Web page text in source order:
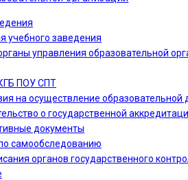
учебного заведения
управления образовательной
ПОУ СПТ
на осуществление образовательной
о государственной
документы
самообследованию
органов государственного